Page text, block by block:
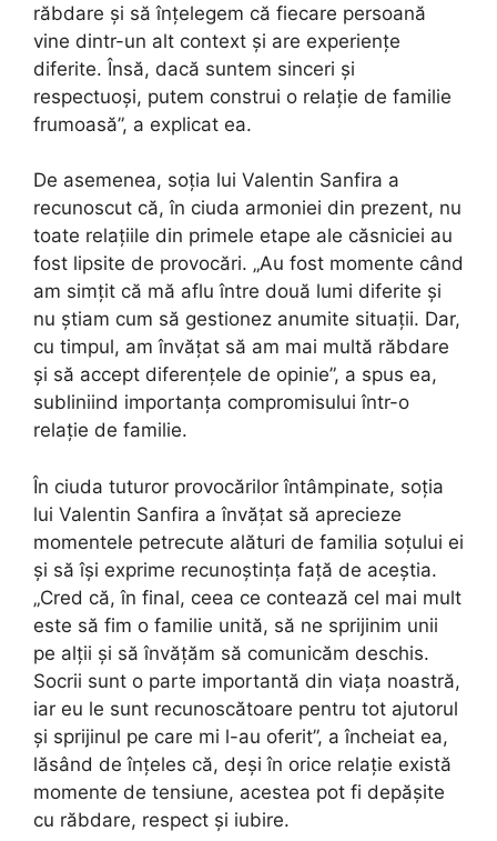
răbdare și să înțelegem că fiecare persoană
vine dintr-un alt context și are experiențe
diferite. Însă, dacă suntem sinceri și
respectuoși, putem construi o relație de familie
frumoasă”, a explicat ea.
De asemenea, soția lui Valentin Sanfira a
recunoscut că, în ciuda armoniei din prezent, nu
toate relațiile din primele etape ale căsniciei au
fost lipsite de provocări. „Au fost momente când
am simțit că mă aflu între două lumi diferite și
nu știam cum să gestionez anumite situații. Dar,
cu timpul, am învățat să am mai multă răbdare
și să accept diferențele de opinie”, a spus ea,
subliniind importanța compromisului într-o
relație de familie.
În ciuda tuturor provocărilor întâmpinate, soția
lui Valentin Sanfira a învățat să aprecieze
momentele petrecute alături de familia soțului ei
și să își exprime recunoștința față de aceștia.
„Cred că, în final, ceea ce contează cel mai mult
este să fim o familie unită, să ne sprijinim unii
pe alții și să învățăm să comunicăm deschis.
Socrii sunt o parte importantă din viața noastră,
iar eu le sunt recunoscătoare pentru tot ajutorul
și sprijinul pe care mi l-au oferit”, a încheiat ea,
lăsând de înțeles că, deși în orice relație există
momente de tensiune, acestea pot fi depășite
cu răbdare, respect și iubire.